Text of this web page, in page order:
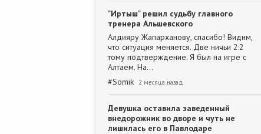
"Иртыш" решил судьбу главного
тренера Альшевского
Алдияру Жапарханову, спасибо! Видим,
что ситуация меняется. Две ничьи 2:2
тому подтверждение. Я был на игре с
Алтаем. На…
#Somik 2 месяца назад
Девушка оставила заведенный
внедорожник во дворе и чуть не
лишилась его в Павлодаре